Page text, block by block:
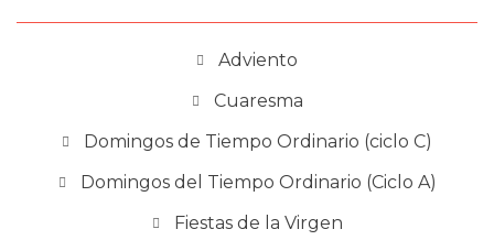
Adviento
Cuaresma
Domingos de Tiempo Ordinario (ciclo C)
Domingos del Tiempo Ordinario (Ciclo A)
Fiestas de la Virgen